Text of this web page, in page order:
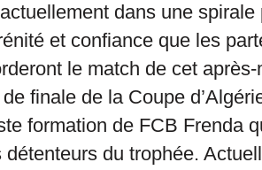
dans une spirale
et confiance que les
le match de cet
finale de la Coupe
formation de FCB Frenda
détenteurs du trophée.